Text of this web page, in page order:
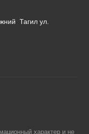
Тагил ул.
характер и не